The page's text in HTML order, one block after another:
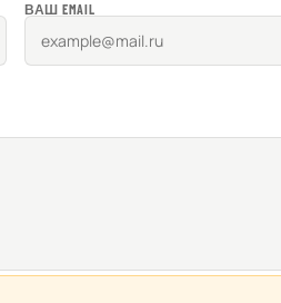
ВАШ EMAIL